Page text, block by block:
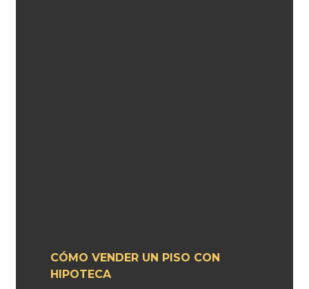
CÓMO VENDER UN PISO CON
HIPOTECA